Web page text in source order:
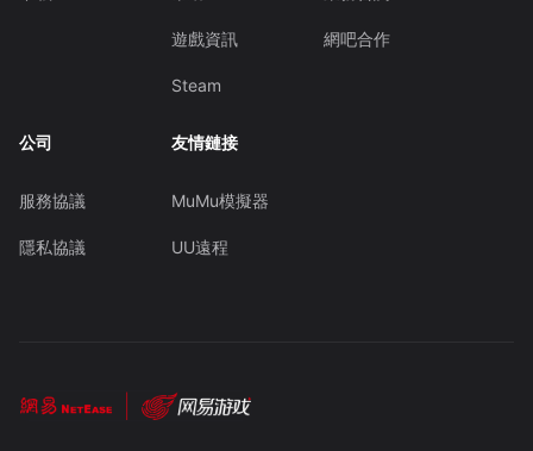
遊戲資訊
Steam
網吧合作
公司
服務協議
隱私協議
友情鏈接
MuMu模擬器
UU遠程